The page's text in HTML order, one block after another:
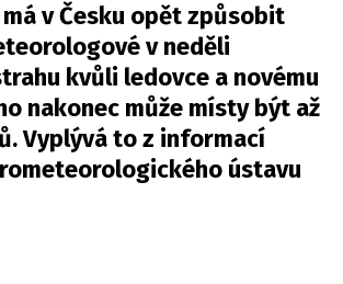
KONTAKT
VYDAVATEL
INZERCE
OSOBNÍ ÚDAJE / COOKIES
VOLNÁ MÍSTA
v Česku opět způsobit
v neděli
kvůli ledovce a novému
nakonec může místy být až
Vyplývá to z informací
ústavu